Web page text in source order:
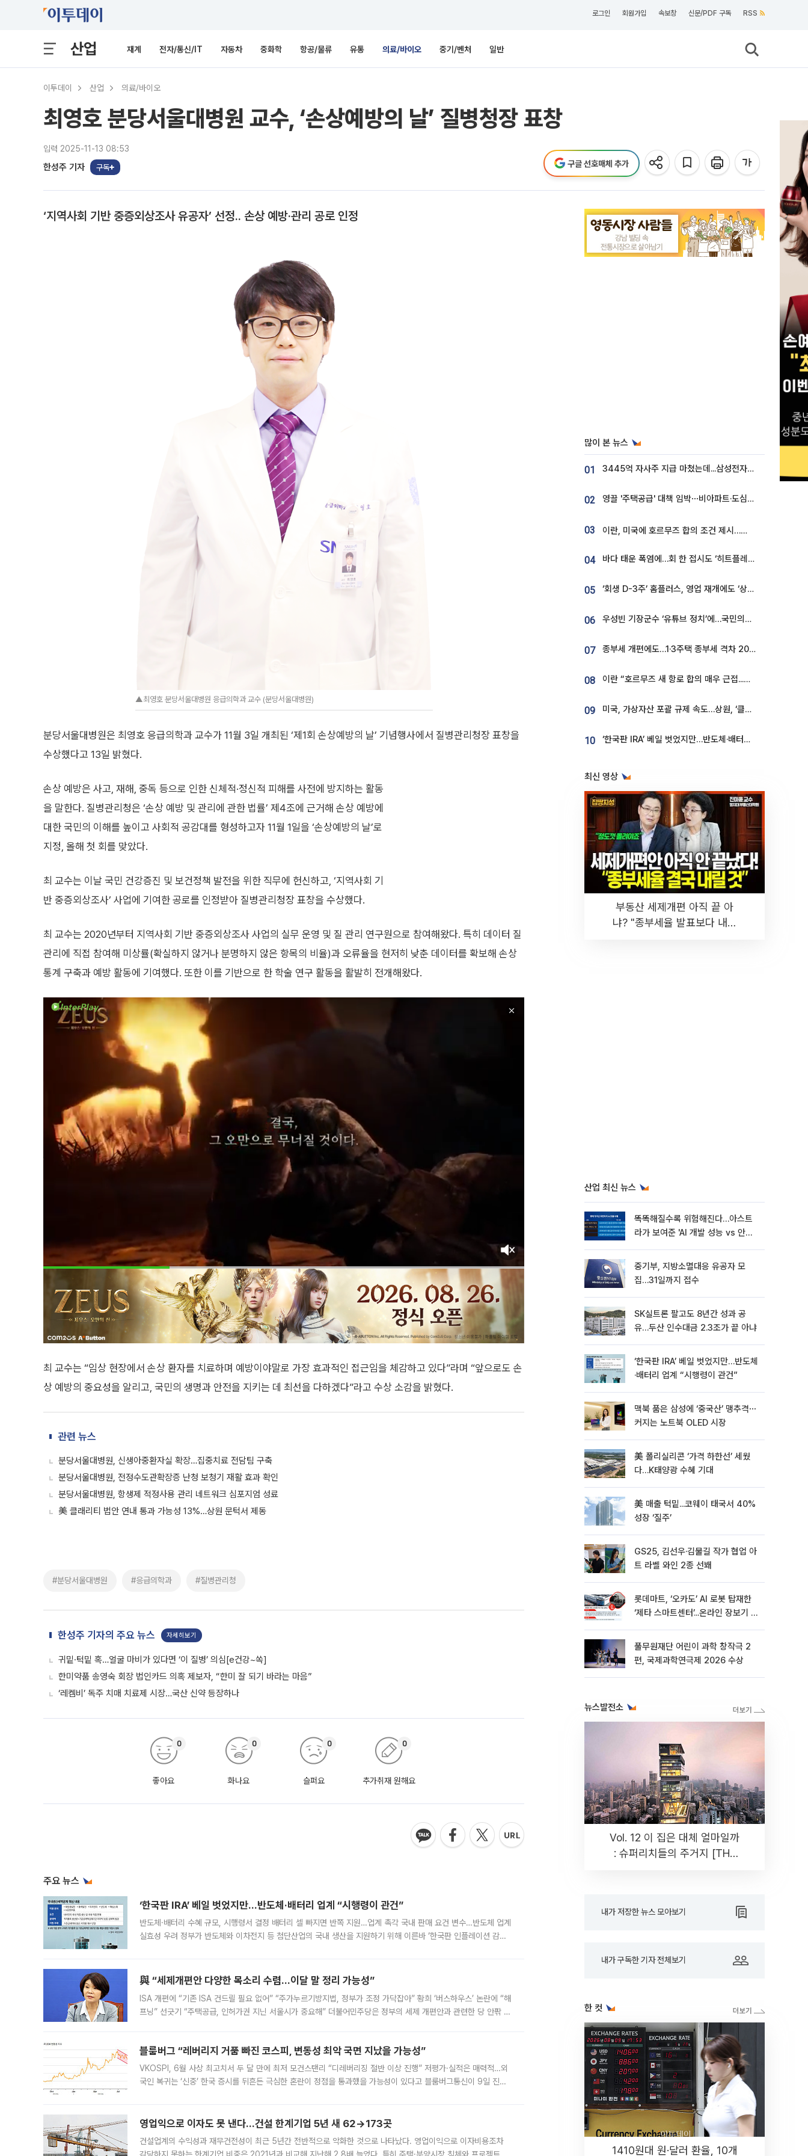
로그인 회원가입 속보창 신문/PDF 구독 RSS
산업 재계 전자/통신/IT 자동차 중화학 항공/물류 유통 의료/바이오 중기/벤처 일반
이투데이 산업 의료/바이오
최영호 분당서울대병원 교수, ‘손상예방의 날’ 질병청장 표창
입력 2025-11-13 08:53
한성주 기자 구독 구글 선호매체 추가
‘지역사회 기반 중증외상조사 유공자’ 선정.. 손상 예방·관리 공로 인정
▲최영호 분당서울대병원 응급의학과 교수 (분당서울대병원)
분당서울대병원은 최영호 응급의학과 교수가 11월 3일 개최된 ‘제1회 손상예방의 날’ 기념행사에서 질병관리청장 표창을
수상했다고 13일 밝혔다.
손상 예방은 사고, 재해, 중독 등으로 인한 신체적·정신적 피해를 사전에 방지하는 활동
을 말한다. 질병관리청은 ‘손상 예방 및 관리에 관한 법률’ 제4조에 근거해 손상 예방에
대한 국민의 이해를 높이고 사회적 공감대를 형성하고자 11월 1일을 ‘손상예방의 날’로
지정, 올해 첫 회를 맞았다.
최 교수는 이날 국민 건강증진 및 보건정책 발전을 위한 직무에 헌신하고, ‘지역사회 기
반 중증외상조사’ 사업에 기여한 공로를 인정받아 질병관리청장 표창을 수상했다.
최 교수는 2020년부터 지역사회 기반 중증외상조사 사업의 실무 운영 및 질 관리 연구원으로 참여해왔다. 특히 데이터 질
관리에 직접 참여해 미상률(확실하지 않거나 분명하지 않은 항목의 비율)과 오류율을 현저히 낮춘 데이터를 확보해 손상
통계 구축과 예방 활동에 기여했다. 또한 이를 기반으로 한 학술 연구 활동을 활발히 전개해왔다.
최 교수는 “임상 현장에서 손상 환자를 치료하며 예방이야말로 가장 효과적인 접근임을 체감하고 있다”라며 “앞으로도 손
상 예방의 중요성을 알리고, 국민의 생명과 안전을 지키는 데 최선을 다하겠다”라고 수상 소감을 밝혔다.
관련 뉴스
분당서울대병원, 신생아중환자실 확장…집중치료 전담팀 구축
분당서울대병원, 전정수도관확장증 난청 보청기 재활 효과 확인
분당서울대병원, 항생제 적정사용 관리 네트워크 심포지엄 성료
美 클래리티 법안 연내 통과 가능성 13%…상원 문턱서 제동
#분당서울대병원 #응급의학과 #질병관리청
한성주 기자의 주요 뉴스 자세히보기
귀밑·턱밑 혹…얼굴 마비가 있다면 ‘이 질병’ 의심[e건강~쏙]
한미약품 송영숙 회장 법인카드 의혹 제보자, “한미 잘 되기 바라는 마음”
‘레켐비’ 독주 치매 치료제 시장…국산 신약 등장하나
좋아요
0
화나요
0
슬퍼요
0
추가취재 원해요
0
주요 뉴스
‘한국판 IRA’ 베일 벗었지만…반도체·배터리 업계 “시행령이 관건”
반도체·배터리 수혜 규모, 시행령서 결정 배터리 셀 빠지면 반쪽 지원…업계 촉각 국내 판매 요건 변수…반도체 업계
실효성 우려 정부가 반도체와 이차전지 등 첨단산업의 국내 생산을 지원하기 위해 이른바 ‘한국판 인플레이션 감축
與 “세제개편안 다양한 목소리 수렴…이달 말 정리 가능성”
ISA 개편에 “기존 ISA 건드릴 필요 없어” “주가누르기방지법, 정부가 조정 가닥잡아” 황희 ‘버스하우스’ 논란에 “해
프닝” 선긋기 “주택공급, 인허가권 지닌 서울시가 중요해” 더불어민주당은 정부의 세제 개편안과 관련한 당 안팎 의
블룸버그 “레버리지 거품 빠진 코스피, 변동성 최악 국면 지났을 가능성”
VKOSPI, 6월 사상 최고치서 두 달 만에 최저 모건스탠리 “디레버리징 절반 이상 진행” 저평가·실적은 매력적…외
국인 복귀는 ‘신중’ 한국 증시를 뒤흔든 극심한 혼란이 정점을 통과했을 가능성이 있다고 블룸버그통신이 9일 진단
영업익으로 이자도 못 낸다…건설 한계기업 5년 새 62→173곳
건설업계의 수익성과 재무건전성이 최근 5년간 전반적으로 악화한 것으로 나타났다. 영업이익으로 이자비용조차
많이 본 뉴스
01 3445억 자사주 지급 마쳤는데...삼성전자 DX노조, 뒤늦은 '떼쓰기 집회'
02 영끌 '주택공급' 대책 임박⋯비아파트·도심복합까지 총동원
03 이란, 미국에 호르무즈 합의 조건 제시…美 “경기 아직 안 끝나” [종합]
04 바다 태운 폭염에…회 한 접시도 ‘히트플레이션’
05 ‘회생 D-3주’ 홈플러스, 영업 재개에도 ‘상품 공급망’ 복구가 생존 관건
06 우성빈 기장군수 ‘유튜브 정치’에…국민의힘 군의원들 집단 반발
07 종부세 개편에도…1·3주택 종부세 격차 2028년부터 확대
08 이란 “호르무즈 새 항로 합의 매우 근접...미국 배상 먼저”
09 미국, 가상자산 포괄 규제 속도…상원, ‘클래리티법’ 9월 절차투표 추진
10 ‘한국판 IRA’ 베일 벗었지만…반도체·배터리 업계 “시행령이 관건”
최신 영상
부동산 세제개편 아직 끝 아
냐? "종부세율 발표보다 내릴
산업 최신 뉴스
똑똑해질수록 위험해진다…아스트
라가 보여준 'AI 개발 성능 vs 안전
중기부, 지방소멸대응 유공자 모
집…31일까지 접수
SK실트론 팔고도 8년간 성과 공
유…두산 인수대금 2.3조가 끝 아냐
‘한국판 IRA’ 베일 벗었지만…반도체
·배터리 업계 “시행령이 관건”
맥북 품은 삼성에 ‘중국산’ 맹추격⋯
커지는 노트북 OLED 시장
美 폴리실리콘 ‘가격 하한선’ 세웠
다…K태양광 수혜 기대
美 매출 턱밑...코웨이 태국서 40%
성장 ‘질주’
GS25, 김선우·김물길 작가 협업 아
트 라벨 와인 2종 선봬
롯데마트, ‘오카도’ AI 로봇 탑재한
‘제타 스마트센터’...온라인 장보기 판
풀무원재단 어린이 과학 창작극 2
편, 국제과학연극제 2026 수상
뉴스발전소
Vol. 12 이 집은 대체 얼마일까
: 슈퍼리치들의 주거지 [THE
내가 저장한 뉴스 모아보기
내가 구독한 기자 전체보기
한 컷
1410원대 원·달러 환율, 10개